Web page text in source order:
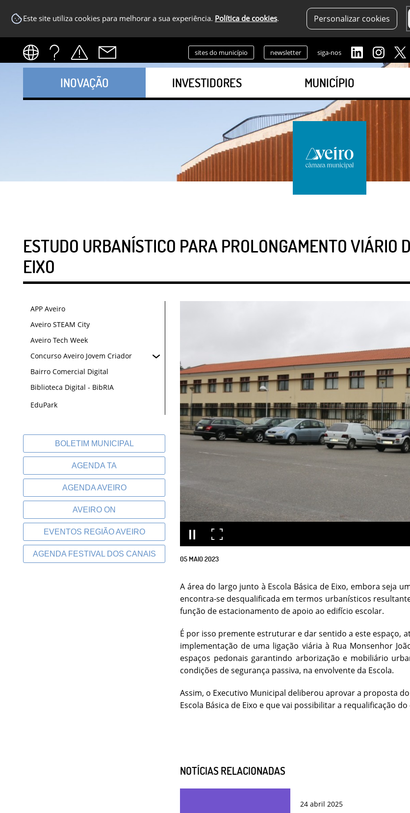
Este site utiliza cookies para melhorar a sua experiência. Política de cookies. Personalizar cookies
sites do município newsletter siga-nos
INOVAÇÃO INVESTIDORES MUNICÍPIO
ESTUDO URBANÍSTICO PARA PROLONGAMENTO VIÁRIO
EIXO
APP Aveiro
Aveiro STEAM City
Aveiro Tech Week
Concurso Aveiro Jovem Criador
Bairro Comercial Digital
Biblioteca Digital - BibRIA
EduPark
BOLETIM MUNICIPAL
AGENDA TA
AGENDA AVEIRO
AVEIRO ON
EVENTOS REGIÃO AVEIRO
AGENDA FESTIVAL DOS CANAIS
05 MAIO2023
A área do largo junto à Escola Básica de Eixo, embora seja
encontra-se desqualificada em termos urbanísticos
função de estacionamento de apoio ao edifício escolar.
É por isso premente estruturar e dar sentido a este espaço,
implementação de uma ligação viária à Rua Monsenhor
espaços pedonais garantindo arborização e mobiliário
condições de segurança passiva, na envolvente da Escola.
Assim, o Executivo Municipal deliberou aprovar a proposta
Escola Básica de Eixo e que vai possibilitar a requalificação do
NOTÍCIAS RELACIONADAS
24 abril 2025